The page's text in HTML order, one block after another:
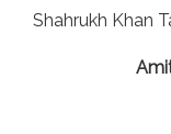
Shahrukh Khan